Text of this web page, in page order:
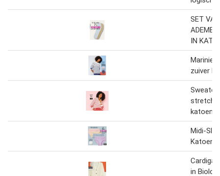
SET
IN
zuiver
Sweater
stretch
katoen
Midi-
Katoen
in